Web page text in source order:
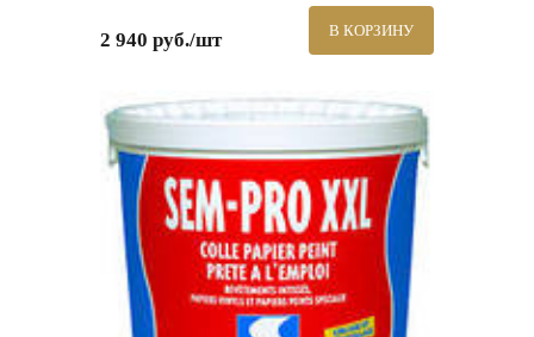
2 940 руб./шт В КОРЗИНУ